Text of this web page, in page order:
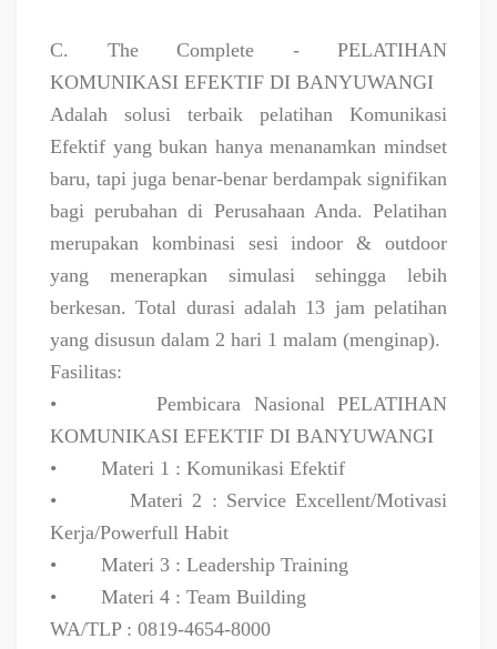
C. The Complete - PELATIHAN
KOMUNIKASI EFEKTIF DI BANYUWANGI
Adalah solusi terbaik pelatihan Komunikasi
Efektif yang bukan hanya menanamkan mindset
baru, tapi juga benar-benar berdampak signifikan
bagi perubahan di Perusahaan Anda. Pelatihan
merupakan kombinasi sesi indoor & outdoor
yang menerapkan simulasi sehingga lebih
berkesan. Total durasi adalah 13 jam pelatihan
yang disusun dalam 2 hari 1 malam (menginap).
Fasilitas:
•
Pembicara Nasional PELATIHAN
KOMUNIKASI EFEKTIF DI BANYUWANGI
•
Materi 1 : Komunikasi Efektif
•
Materi 2 : Service Excellent/Motivasi
Kerja/Powerfull Habit
•
Materi 3 : Leadership Training
•
Materi 4 : Team Building
WA/TLP : 0819-4654-8000